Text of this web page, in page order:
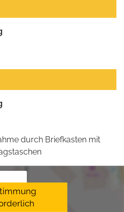
durch Briefkasten mit